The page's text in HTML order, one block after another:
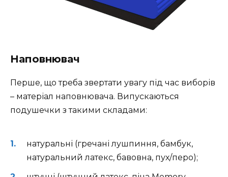
Наповнювач
Перше, що треба звертати увагу під час виборів
– матеріал наповнювача. Випускаються
подушечки з такими складами:
натуральні (гречані лушпиння, бамбук,
натуральний латекс, бавовна, пух/перо);